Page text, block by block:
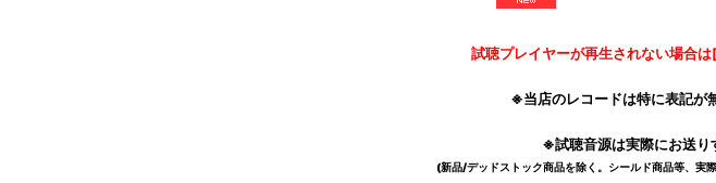
試聴プレイヤーが再生されない場合
※当店のレコードは特に表記が
※試聴音源は実際にお送
(新品/デッドストック商品を除く。シールド商品等、実